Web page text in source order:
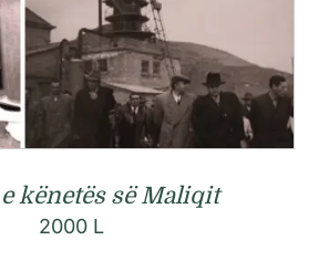
kënetës së Maliqit
2000 L